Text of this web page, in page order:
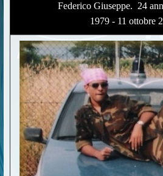
Federico Giuseppe. 24
1979 - 11 ottobre